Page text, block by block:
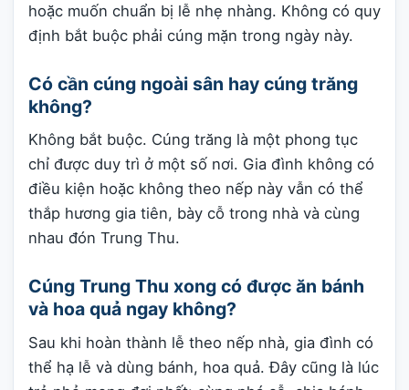
hoặc muốn chuẩn bị lễ nhẹ nhàng. Không có quy
định bắt buộc phải cúng mặn trong ngày này.
Có cần cúng ngoài sân hay cúng trăng
không?
Không bắt buộc. Cúng trăng là một phong tục
chỉ được duy trì ở một số nơi. Gia đình không có
điều kiện hoặc không theo nếp này vẫn có thể
thắp hương gia tiên, bày cỗ trong nhà và cùng
nhau đón Trung Thu.
Cúng Trung Thu xong có được ăn bánh
và hoa quả ngay không?
Sau khi hoàn thành lễ theo nếp nhà, gia đình có
thể hạ lễ và dùng bánh, hoa quả. Đây cũng là lúc